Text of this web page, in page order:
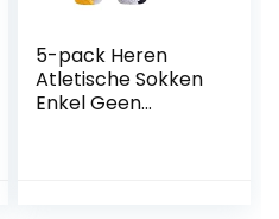
5-pack Heren
Atletische Sokken
Enkel Geen